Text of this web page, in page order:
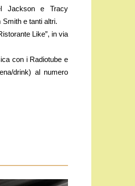
Jackson e Tracy
e tanti altri.
Like”, in via
con i Radiotube e
drink) al numero